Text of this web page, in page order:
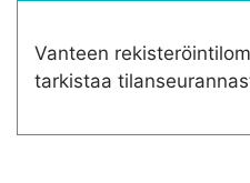
Vanteen
tarkistaa